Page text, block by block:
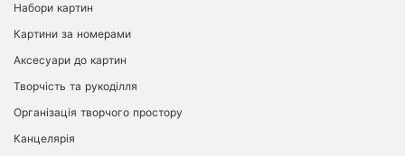
Набори картин
Картини за номерами
Аксесуари до картин
Творчість та рукоділля
Організація творчого простору
Канцелярія